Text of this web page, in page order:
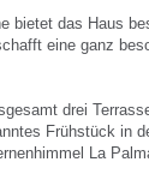
bietet das Haus
eine ganz
drei
Frühstück in
La